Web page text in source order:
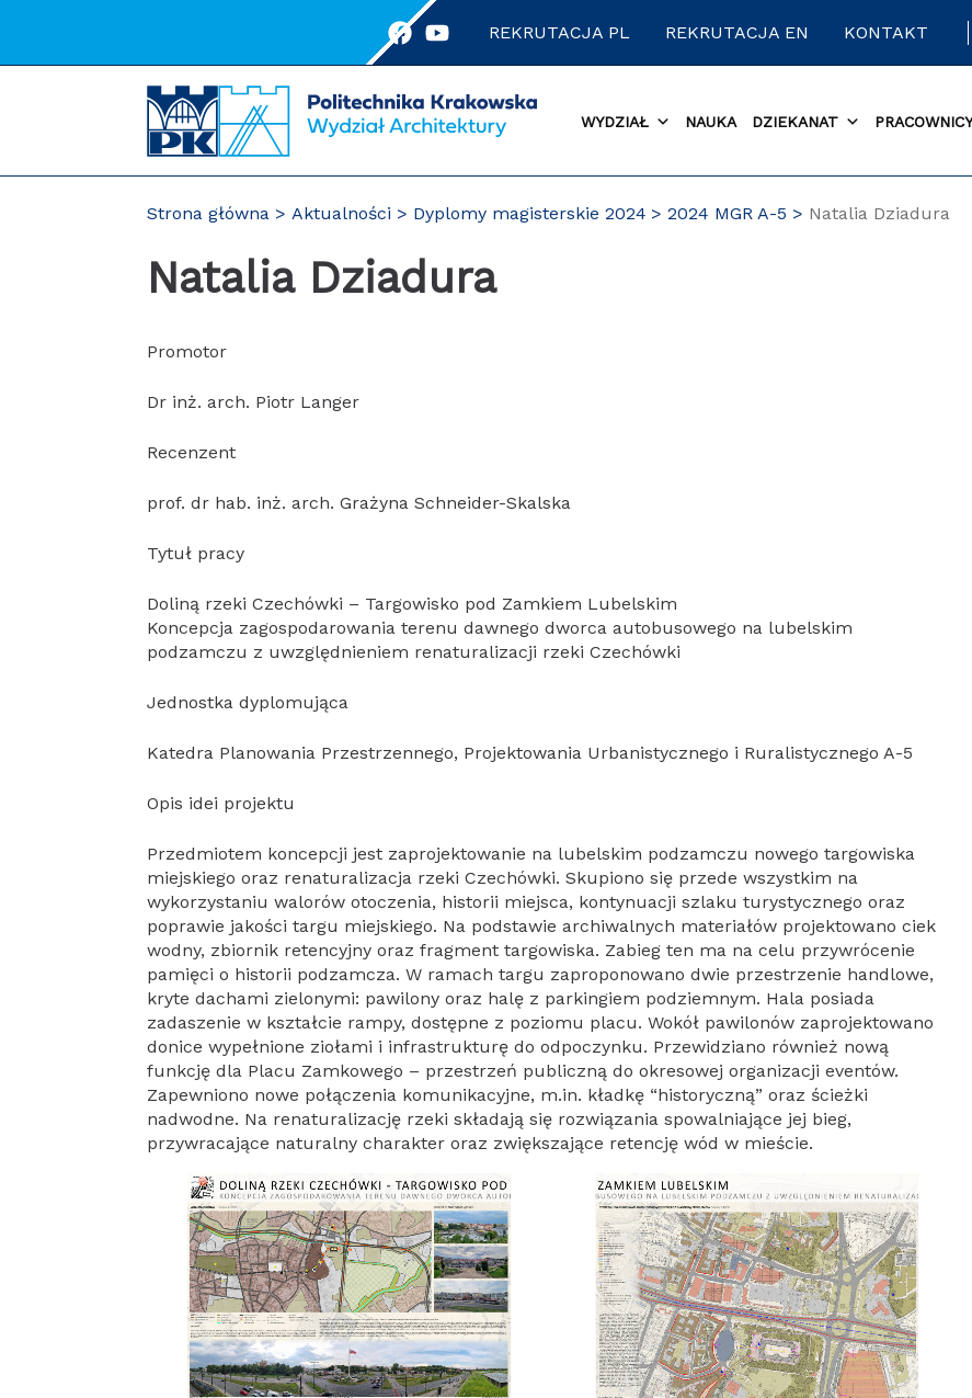
REKRUTACJA PL REKRUTACJA EN KONTAKT
WYDZIAŁ NAUKA DZIEKANAT
Strona główna Aktualności Dyplomy magisterskie 2024 2024 MGR A-5 Natalia Dziadura
Natalia Dziadura
Promotor
Dr inż. arch. Piotr Langer
Recenzent
prof. dr hab. inż. arch. Grażyna Schneider-Skalska
Tytuł pracy
Doliną rzeki Czechówki – Targowisko pod Zamkiem Lubelskim
Koncepcja zagospodarowania terenu dawnego dworca autobusowego na lubelskim
podzamczu z uwzględnieniem renaturalizacji rzeki Czechówki
Jednostka dyplomująca
Katedra Planowania Przestrzennego, Projektowania Urbanistycznego i Ruralistycznego A-5
Opis idei projektu
Przedmiotem koncepcji jest zaprojektowanie na lubelskim podzamczu nowego targowiska
miejskiego oraz renaturalizacja rzeki Czechówki. Skupiono się przede wszystkim na
wykorzystaniu walorów otoczenia, historii miejsca, kontynuacji szlaku turystycznego oraz
poprawie jakości targu miejskiego. Na podstawie archiwalnych materiałów projektowano ciek
wodny, zbiornik retencyjny oraz fragment targowiska. Zabieg ten ma na celu przywrócenie
pamięci o historii podzamcza. W ramach targu zaproponowano dwie przestrzenie handlowe,
kryte dachami zielonymi: pawilony oraz halę z parkingiem podziemnym. Hala posiada
zadaszenie w kształcie rampy, dostępne z poziomu placu. Wokół pawilonów zaprojektowano
donice wypełnione ziołami i infrastrukturę do odpoczynku. Przewidziano również nową
funkcję dla Placu Zamkowego – przestrzeń publiczną do okresowej organizacji eventów.
Zapewniono nowe połączenia komunikacyjne, m.in. kładkę “historyczną” oraz ścieżki
nadwodne. Na renaturalizację rzeki składają się rozwiązania spowalniające jej bieg,
przywracające naturalny charakter oraz zwiększające retencję wód w mieście.